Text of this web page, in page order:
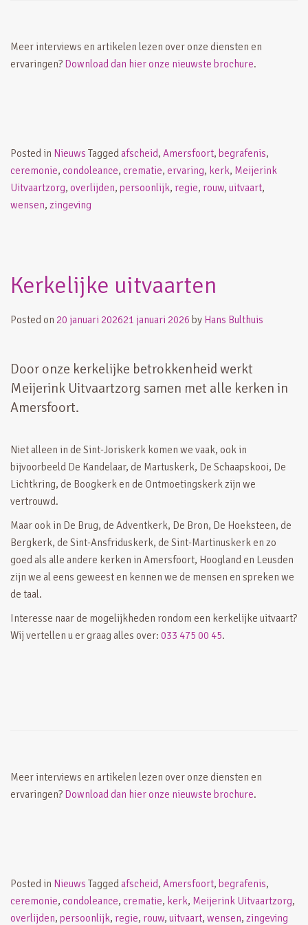
Meer interviews en artikelen lezen over onze diensten en
ervaringen? Download dan hier onze nieuwste brochure.
Posted in Nieuws Taggedafscheid, Amersfoort, begrafenis,
ceremonie, condoleance, crematie, ervaring, kerk, Meijerink
Uitvaartzorg, overlijden, persoonlijk, regie, rouw, uitvaart,
wensen, zingeving
Kerkelijke uitvaarten
Posted on 20 januari 202621 januari 2026 by Hans Bulthuis
Door onze kerkelijke betrokkenheid werkt
Meijerink Uitvaartzorg samen met alle kerken in
Amersfoort.
Niet alleen in de Sint-Joriskerk komen we vaak, ook in
bijvoorbeeld De Kandelaar, de Martuskerk, De Schaapskooi, De
Lichtkring, de Boogkerk en de Ontmoetingskerk zijn we
vertrouwd.
Maar ook in De Brug, de Adventkerk, De Bron, De Hoeksteen, de
Bergkerk, de Sint-Ansfriduskerk, de Sint-Martinuskerk en zo
goed als alle andere kerken in Amersfoort, Hoogland en Leusden
zijn we al eens geweest en kennen we de mensen en spreken we
de taal.
Interesse naar de mogelijkheden rondom een kerkelijke uitvaart?
Wij vertellen u er graag alles over: 033 475 00 45.
Meer interviews en artikelen lezen over onze diensten en
ervaringen? Download dan hier onze nieuwste brochure.
Posted in Nieuws Taggedafscheid, Amersfoort, begrafenis,
ceremonie, condoleance, crematie, kerk, Meijerink Uitvaartzorg,
overlijden, persoonlijk, regie, rouw, uitvaart, wensen, zingeving